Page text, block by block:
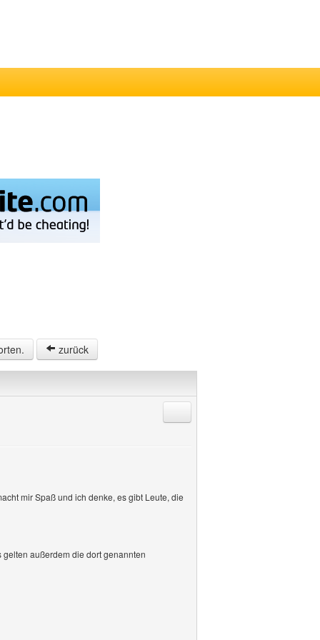
zurück
mir Spaß und ich denke, es gibt Leute, die
gelten außerdem die dort genannten